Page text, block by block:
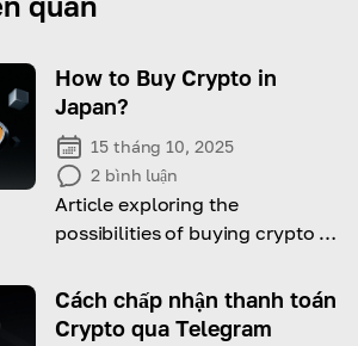
How to Buy Crypto in
Japan?
15 tháng 10, 2025
2 bình luận
Article exploring the
possibilities of buying crypto in
platforms to do it.
Cách chấp nhận thanh toán
Crypto qua Telegram